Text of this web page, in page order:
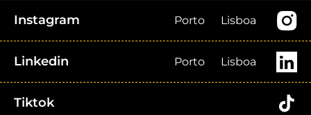
Instagram Porto Lisboa
Linkedin Porto Lisboa
Tiktok